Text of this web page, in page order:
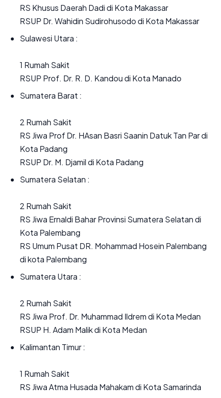
RS Khusus Daerah Dadi di Kota Makassar
RSUP Dr. Wahidin Sudirohusodo di Kota Makassar
Sulawesi Utara :
1 Rumah Sakit
RSUP Prof. Dr. R. D. Kandou di Kota Manado
Sumatera Barat :
2 Rumah Sakit
RS Jiwa Prof Dr. HAsan Basri Saanin Datuk Tan Par di
Kota Padang
RSUP Dr. M. Djamil di Kota Padang
Sumatera Selatan :
2 Rumah Sakit
RS Jiwa Ernaldi Bahar Provinsi Sumatera Selatan di
Kota Palembang
RS Umum Pusat DR. Mohammad Hosein Palembang
di kota Palembang
Sumatera Utara :
2 Rumah Sakit
RS Jiwa Prof. Dr. Muhammad Ildrem di Kota Medan
RSUP H. Adam Malik di Kota Medan
Kalimantan Timur :
1 Rumah Sakit
RS Jiwa Atma Husada Mahakam di Kota Samarinda